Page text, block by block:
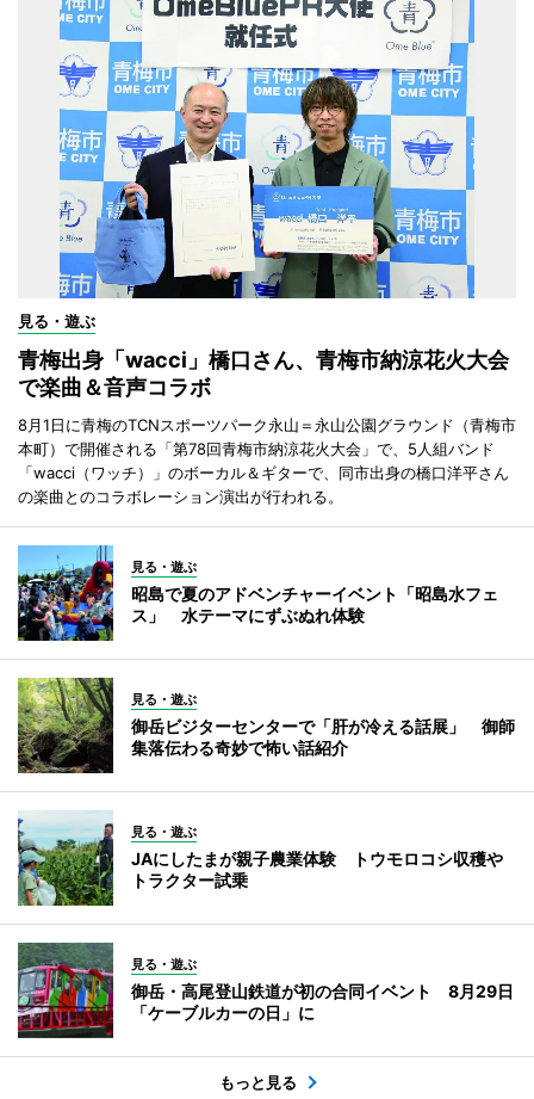
見る・遊ぶ
青梅出身「wacci」橋口さん、青梅市納涼花火大会
で楽曲＆音声コラボ
8月1日に青梅のTCNスポーツパーク永山＝永山公園グラウンド（青梅市
本町）で開催される「第78回青梅市納涼花火大会」で、5人組バンド
「wacci（ワッチ）」のボーカル＆ギターで、同市出身の橋口洋平さん
の楽曲とのコラボレーション演出が行われる。
見る・遊ぶ
昭島で夏のアドベンチャーイベント「昭島水フェ
ス」 水テーマにずぶぬれ体験
見る・遊ぶ
御岳ビジターセンターで「肝が冷える話展」 御師
集落伝わる奇妙で怖い話紹介
見る・遊ぶ
JAにしたまが親子農業体験 トウモロコシ収穫や
トラクター試乗
見る・遊ぶ
御岳・高尾登山鉄道が初の合同イベント 8月29日
「ケーブルカーの日」に
もっと見る